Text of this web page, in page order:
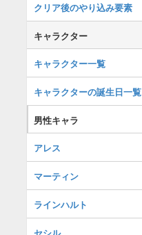
クリア後のやり込み要素
キャラクター
キャラクター一覧
キャラクターの誕生日一覧
男性キャラ
アレス
マーティン
ラインハルト